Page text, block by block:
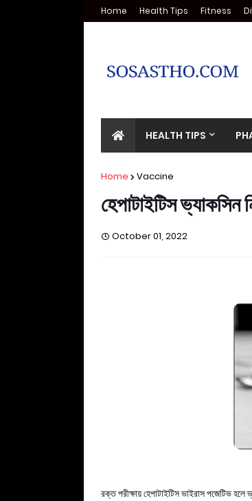
Home Health Tips Fitness
HEALTH TIPS
Home Vaccine
হেপাটাইটিস ভ্যাকসিন
October 01, 2022
রক্ত পরীক্ষায় হেপাটাইটিস ভাইরাস পজেটিভ